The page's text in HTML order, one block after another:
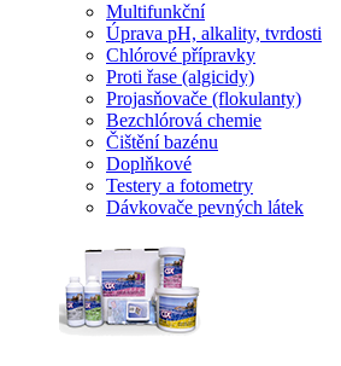
Multifunkční
Úprava pH, alkality, tvrdosti
Chlórové přípravky
Proti řase (algicidy)
Projasňovače (flokulanty)
Bezchlórová chemie
Čištění bazénu
Doplňkové
Testery a fotometry
Dávkovače pevných látek